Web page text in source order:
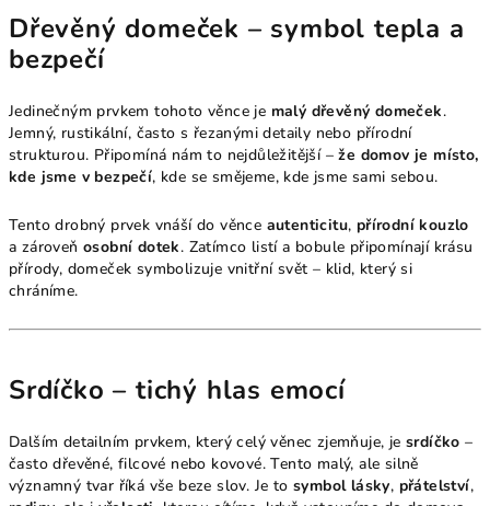
Dřevěný domeček – symbol tepla a
bezpečí
Jedinečným prvkem tohoto věnce je malý dřevěný domeček.
Jemný, rustikální, často s řezanými detaily nebo přírodní
strukturou. Připomíná nám to nejdůležitější –že domov je místo,
kde jsme v bezpečí, kde se smějeme, kde jsme sami sebou.
Tento drobný prvek vnáší do věnce autenticitu, přírodní kouzlo
a zároveňosobní dotek. Zatímco listí a bobule připomínají krásu
přírody, domeček symbolizuje vnitřní svět – klid, který si
chráníme.
Srdíčko – tichý hlas emocí
Dalším detailním prvkem, který celý věnec zjemňuje, je srdíčko –
často dřevěné, filcové nebo kovové. Tento malý, ale silně
významný tvar říká vše beze slov. Je to symbol lásky, přátelství,